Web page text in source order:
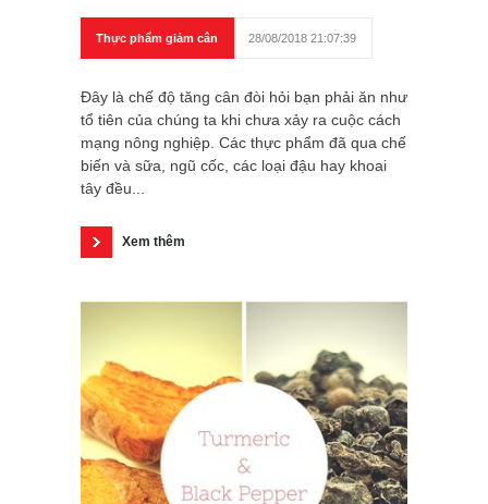
Thực phẩm giảm cân 28/08/2018 21:07:39
Đây là chế độ tăng cân đòi hỏi bạn phải ăn như
tổ tiên của chúng ta khi chưa xảy ra cuộc cách
mạng nông nghiệp. Các thực phẩm đã qua chế
biến và sữa, ngũ cốc, các loại đậu hay khoai
tây đều...
Xem thêm